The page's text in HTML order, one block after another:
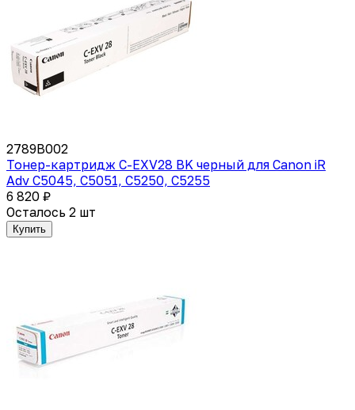
2789B002
Тонер-картридж C-EXV28 BK черный для Canon iR
Adv C5045, C5051, C5250, C5255
6 820 ₽
Осталось 2 шт
Купить